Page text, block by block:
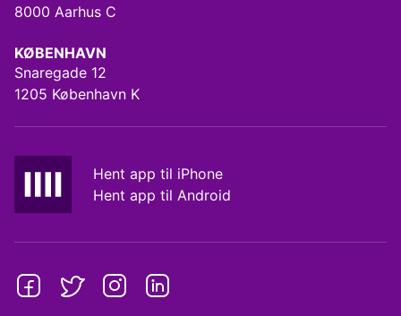
8000 Aarhus C
KØBENHAVN
Snaregade 12
1205 København K
Hent app til iPhone
Hent app til Android